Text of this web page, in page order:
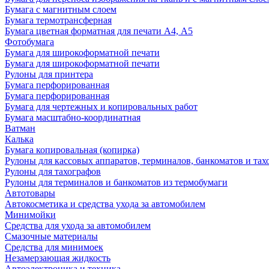
Бумага с магнитным слоем
Бумага термотрансферная
Бумага цветная форматная для печати А4, А5
Фотобумага
Бумага для широкоформатной печати
Бумага для широкоформатной печати
Рулоны для принтера
Бумага перфорированная
Бумага перфорированная
Бумага для чертежных и копировальных работ
Бумага масштабно-координатная
Ватман
Калька
Бумага копировальная (копирка)
Рулоны для кассовых аппаратов, терминалов, банкоматов и
Рулоны для тахографов
Рулоны для терминалов и банкоматов из термобумаги
Автотовары
Автокосметика и средства ухода за автомобилем
Минимойки
Средства для ухода за автомобилем
Смазочные материалы
Средства для минимоек
Незамерзающая жидкость